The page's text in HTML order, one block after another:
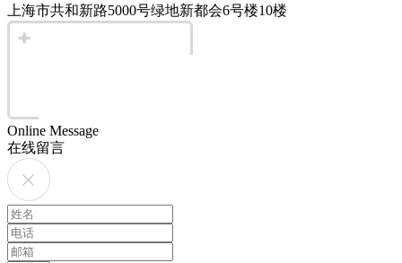
上海市共和新路5000号绿地新都会6号楼10楼
Online Message
在线留言